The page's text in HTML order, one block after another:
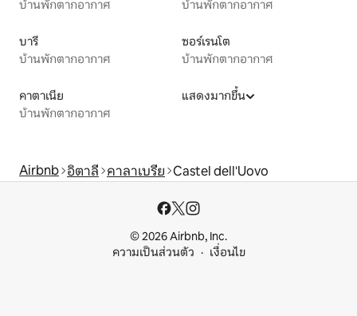
บ้านพักตากอากาศ
บ้านพักตากอากาศ
บารี
บ้านพักตากอากาศ
ซอร์เรนโต
บ้านพักตากอากาศ
คาตาเนีย
บ้านพักตากอากาศ
แสดงมากขึ้น
Airbnb อิตาลี คาลาเบรีย Castel dell'Uovo
© 2026 Airbnb, Inc.
ความเป็นส่วนตัว
เงื่อนไข